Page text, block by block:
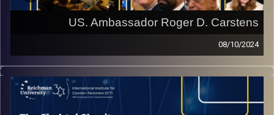
US. Ambassador Roger D. Carstens‬
08/10/2024
Interview from the ICT World Summit on Counter
Terrorism with US. Ambassador Roger D. Carstens‬
‭ Special Presidential Envoy for Hostage Affairs of United
States of America‬